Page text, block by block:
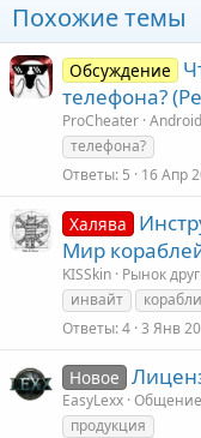
Похожие темы
Обсуждение
телефона?
ProCheater Android
телефона?
Ответы 5 16 Апр
Халява
Мир
KISSkin Рынок
инвайт
корабли
Ответы 4 3 Янв
Новое
EasyLexx Общение
продукция